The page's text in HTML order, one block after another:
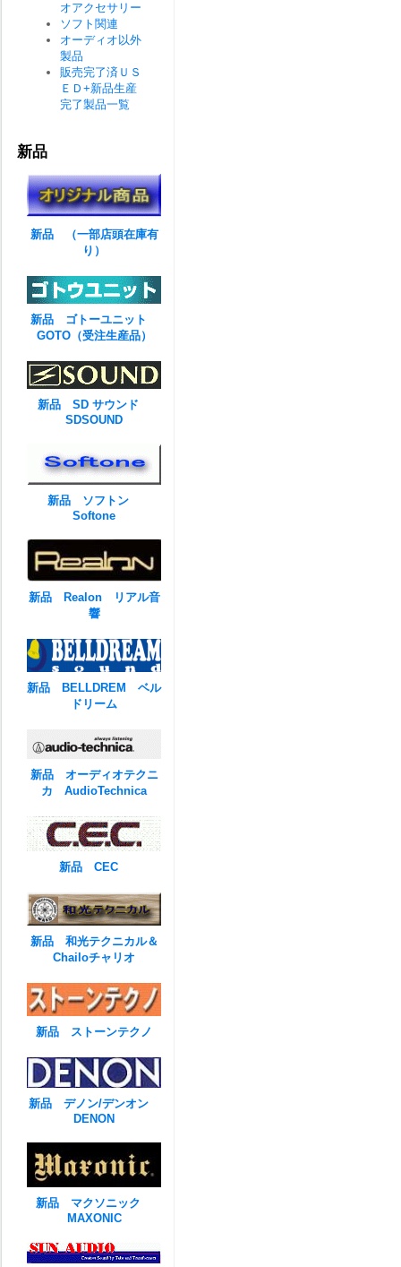
オアクセサリー
ソフト関連
オーディオ以外
製品
販売完了済ＵＳ
ＥＤ+新品生産
完了製品一覧
新品
新品 （一部店頭在庫有
り）
新品 ゴトーユニット
GOTO（受注生産品）
新品 SD サウンド
SDSOUND
新品 ソフトン
Softone
新品 Realon リアル音
響
新品 BELLDREM ベル
ドリーム
新品 オーディオテクニ
カ AudioTechnica
新品 CEC
新品 和光テクニカル＆
Chailoチャリオ
新品 ストーンテクノ
新品 デノン/デンオン
DENON
新品 マクソニック
MAXONIC